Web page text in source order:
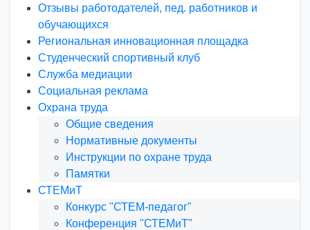
Отзывы работодателей, пед. работников и
обучающихся
Региональная инновационная площадка
Студенческий спортивный клуб
Служба медиации
Социальная реклама
Охрана труда
Общие сведения
Нормативные документы
Инструкции по охране труда
Памятки
СТЕМиТ
Конкурс "СТЕМ-педагог"
Конференция "СТЕМиТ"